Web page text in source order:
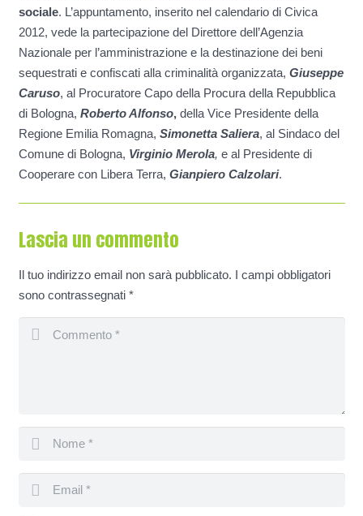
sociale. L’appuntamento, inserito nel calendario di Civica
2012, vede la partecipazione del Direttore dell’Agenzia
Nazionale per l’amministrazione e la destinazione dei beni
sequestrati e confiscati alla criminalità organizzata, Giuseppe
Caruso, al Procuratore Capo della Procura della Repubblica
di Bologna, Roberto Alfonso, della Vice Presidente della
Regione Emilia Romagna, Simonetta Saliera, al Sindaco del
Comune di Bologna, Virginio Merola, e al Presidente di
Cooperare con Libera Terra, Gianpiero Calzolari.
Lascia un commento
Il tuo indirizzo email non sarà pubblicato. I campi obbligatori
sono contrassegnati *